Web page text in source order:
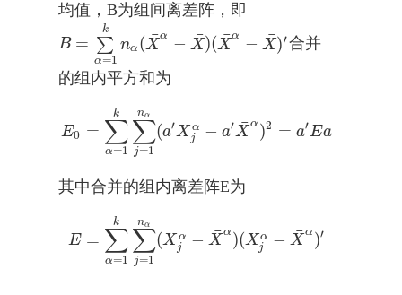
均值，B为组间离差阵，即
B = ∑
α=1
k
nα (X
¯α − X
¯)(X
¯α − X
¯)′
B=∑ α= 1 knα(X¯α −X¯)(X¯α −X ¯)′
合并
的组内平方和为
E0 = ∑
α=1
k ∑
j=1
nα
(a′X α
j
− a′X
¯α )2 = a′Ea
E0 =∑ α= 1 k∑ j=1nα(a Xj α−a′X ¯α )2=a′Ea
其中合并的组内离差阵E为
E = ∑
α=1
k ∑
j=1
nα
(X α
j
− X
¯α )(Xα
j
− X
¯α )′
E=∑ =1 ∑j =1nα( Xj α−X ¯α)(X jα−X¯α)